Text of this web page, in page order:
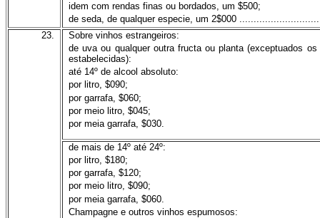
idem com rendas finas ou bordados, um $500;
de seda, de qualquer especie, um 2$000
23.
Sobre vinhos estrangeiros:
de uva ou qualquer outra fructa ou planta (exceptuados
estabelecidas):
até 14º de alcool absoluto:
por litro, $090;
por garrafa, $060;
por meio litro, $045;
por meia garrafa, $030.
de mais de 14º até 24º:
por litro, $180;
por garrafa, $120;
por meio litro, $090;
por meia garrafa, $060.
Champagne e outros vinhos espumosos: